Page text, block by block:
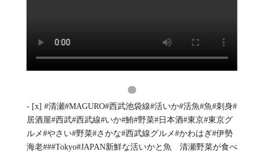
- [x] #清瀬#MAGURO#西武池袋線#活いか#活魚#魚#刺身#
居酒屋#西武#西武線#いか#鮪#野菜#日本酒#東京#東京グ
ルメ#やさい#野菜#さかな#西武線グルメ#かわはぎ#伊勢
海老###Tokyo#JAPAN新鮮な活いかと魚 清瀬野菜が食べ